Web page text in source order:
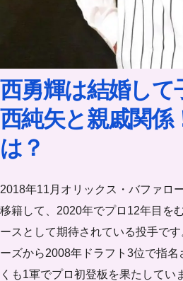
西勇輝は結婚して
西純矢と親戚関係
は？
2018年11月オリックス・バファロ
移籍して、2020年でプロ12年目を
ースとして期待されている投手で
ーズから2008年ドラフト3位で指
くも1軍でプロ初登板を果たしてい